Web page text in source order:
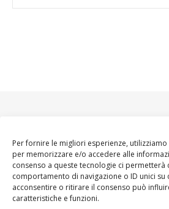
Per fornire le migliori esperienze,
per memorizzare e/o accedere alle
consenso a queste tecnologie ci
comportamento di navigazione o ID unici su
acconsentire o ritirare il consenso può
caratteristiche e funzioni.